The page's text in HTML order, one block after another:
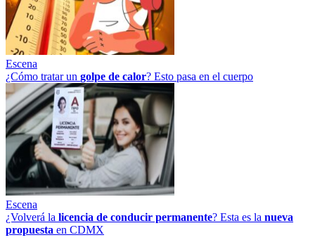
Escena
¿Cómo tratar un golpe de calor? Esto pasa en el cuerpo
Escena
¿Volverá la licencia de conducir permanente? Esta es la nueva
propuesta en CDMX